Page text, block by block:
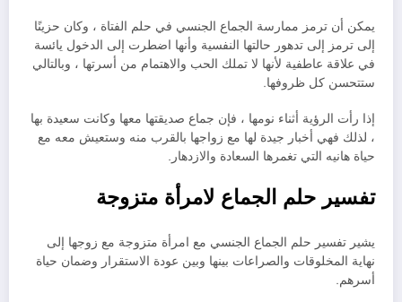
يمكن أن ترمز ممارسة الجماع الجنسي في حلم الفتاة ، وكان حزينًا
إلى ترمز إلى تدهور حالتها النفسية وأنها اضطرت إلى الدخول يائسة
في علاقة عاطفية لأنها لا تملك الحب والاهتمام من أسرتها ، وبالتالي
ستتحسن كل ظروفها.
إذا رأت الرؤية أثناء نومها ، فإن جماع صديقتها معها وكانت سعيدة بها
، لذلك فهي أخبار جيدة لها مع زواجها بالقرب منه وستعيش معه مع
حياة هانيه التي تغمرها السعادة والازدهار.
تفسير حلم الجماع لامرأة متزوجة
يشير تفسير حلم الجماع الجنسي مع امرأة متزوجة مع زوجها إلى
نهاية المخلوقات والصراعات بينها وبين عودة الاستقرار وضمان حياة
أسرهم.